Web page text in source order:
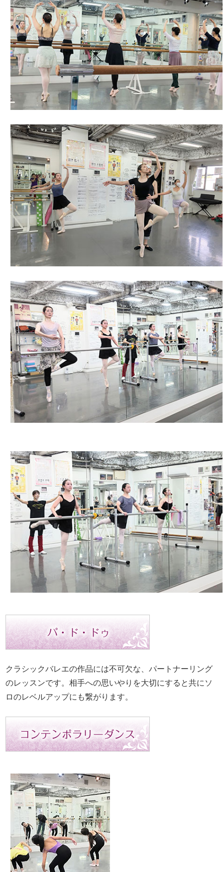
クラシックバレエの作品には不可欠な、パートナーリング
のレッスンです。相手への思いやりを大切にすると共にソ
ロのレベルアップにも繋がります。